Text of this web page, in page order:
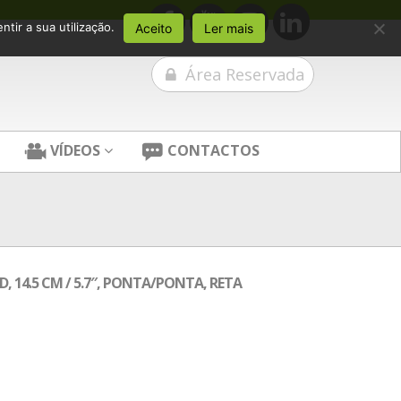
Área Reservada
VÍDEOS CONTACTOS
14.5 CM / 5.7″, PONTA/PONTA, RETA
a sua utilização. Aceito Ler mais